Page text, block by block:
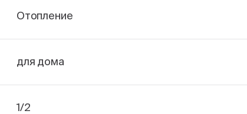
Отопление
для дома
1/2